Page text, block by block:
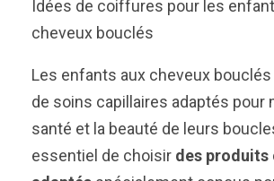
Idées de coiffures pour les
cheveux bouclés
Les enfants aux cheveux
de soins capillaires adaptés pour
santé et la beauté de leurs
essentiel de choisir des produits